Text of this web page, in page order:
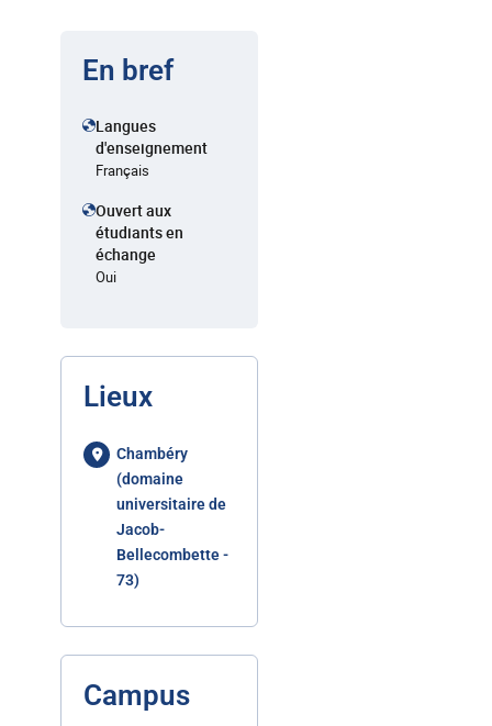
En bref
Langues
d'enseignement
Français
Ouvert aux
étudiants en
échange
Oui
Lieux
Chambéry
(domaine
universitaire de
Jacob-
Bellecombette -
73)
Campus